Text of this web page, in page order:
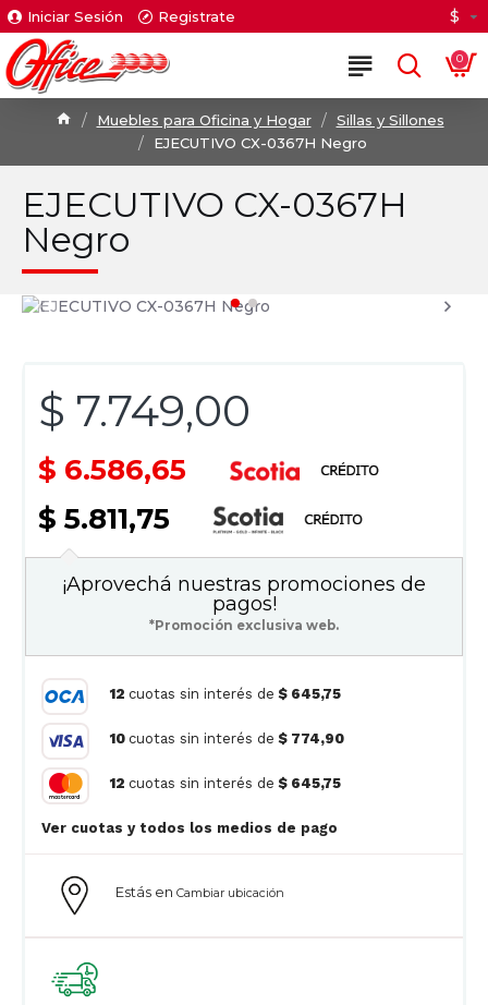
Iniciar Sesión Registrate $
0
Muebles para Oficina y Hogar
Sillas y Sillones
EJECUTIVO CX-0367H Negro
EJECUTIVO CX-0367H
Negro
$ 7.749,00
$ 6.586,65
$ 5.811,75
Estás en Cambiar ubicación
¡Aprovechá nuestras promociones de
pagos!
*Promoción exclusiva web.
12 cuotas sin interés de $ 645,75
10 cuotas sin interés de $ 774,90
12 cuotas sin interés de $ 645,75
Ver cuotas y todos los medios de pago